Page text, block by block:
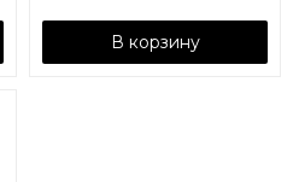
В корзину